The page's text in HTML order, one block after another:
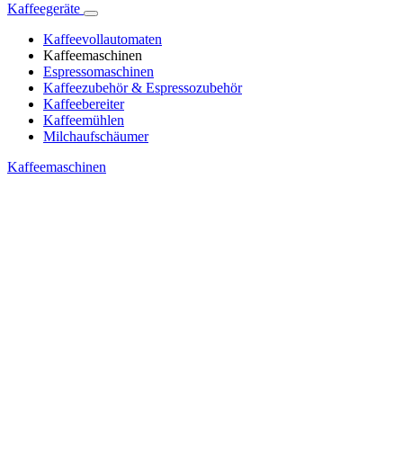
Kaffeegeräte
Kaffeevollautomaten
Kaffeemaschinen
Espressomaschinen
Kaffeezubehör & Espressozubehör
Kaffeebereiter
Kaffeemühlen
Milchaufschäumer
Kaffeemaschinen